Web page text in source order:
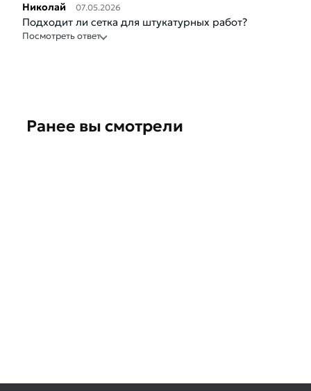
Николай 07.05.2026
Подходит ли сетка для штукатурных работ?
Посмотреть ответ
Ранее вы смотрели